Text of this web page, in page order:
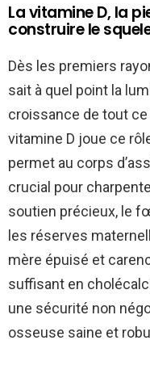
La vitamine D, la
construire le
Dès les premiers
sait à quel point la
croissance de tout ce
vitamine D joue ce
permet au corps
crucial pour
soutien précieux, le
les réserves
mère épuisé et
suffisant en
une sécurité non
osseuse saine et